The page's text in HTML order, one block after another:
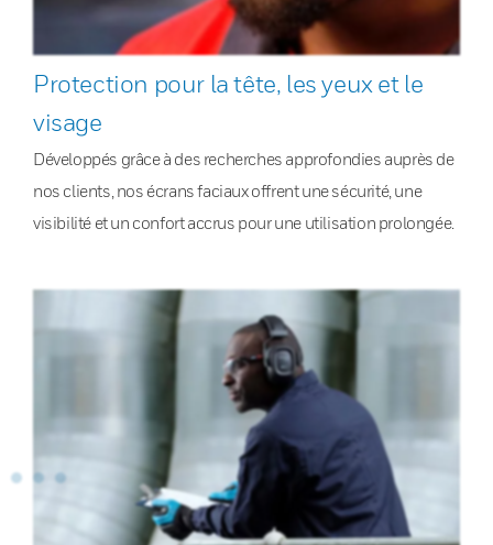
Protection pour la tête, les yeux et le
visage
Développés grâce à des recherches approfondies auprès de
nos clients, nos écrans faciaux offrent une sécurité, une
visibilité et un confort accrus pour une utilisation prolongée.